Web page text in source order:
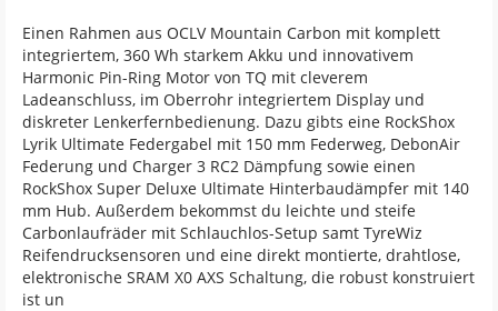
Einen Rahmen aus OCLV Mountain Carbon mit komplett
integriertem, 360 Wh starkem Akku und innovativem
Harmonic Pin-Ring Motor von TQ mit cleverem
Ladeanschluss, im Oberrohr integriertem Display und
diskreter Lenkerfernbedienung. Dazu gibts eine RockShox
Lyrik Ultimate Federgabel mit 150 mm Federweg, DebonAir
Federung und Charger 3 RC2 Dämpfung sowie einen
RockShox Super Deluxe Ultimate Hinterbaudämpfer mit 140
mm Hub. Außerdem bekommst du leichte und steife
Carbonlaufräder mit Schlauchlos-Setup samt TyreWiz
Reifendrucksensoren und eine direkt montierte, drahtlose,
elektronische SRAM X0 AXS Schaltung, die robust konstruiert
ist un